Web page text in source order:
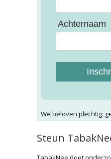
Achternaam
We beloven plechtig:
Steun